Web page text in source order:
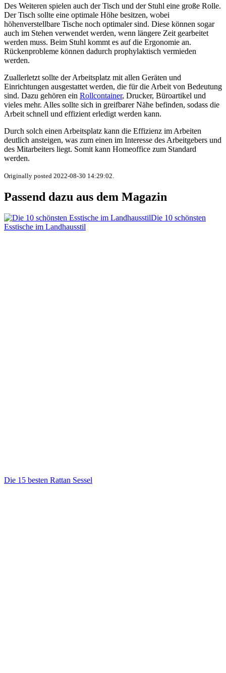
Des Weiteren spielen auch der Tisch und der Stuhl eine große Rolle.
Der Tisch sollte eine optimale Höhe besitzen, wobei
höhenverstellbare Tische noch optimaler sind. Diese können sogar
auch im Stehen verwendet werden, wenn längere Zeit gearbeitet
werden muss. Beim Stuhl kommt es auf die Ergonomie an.
Rückenprobleme können dadurch prophylaktisch vermieden
werden.
Zuallerletzt sollte der Arbeitsplatz mit allen Geräten und
Einrichtungen ausgestattet werden, die für die Arbeit von Bedeutung
sind. Dazu gehören ein Rollcontainer, Drucker, Büroartikel und
vieles mehr. Alles sollte sich in greifbarer Nähe befinden, sodass die
Arbeit schnell und effizient erledigt werden kann.
Durch solch einen Arbeitsplatz kann die Effizienz im Arbeiten
deutlich ansteigen, was zum einen im Interesse des Arbeitgebers und
des Mitarbeiters liegt. Somit kann Homeoffice zum Standard
werden.
Originally posted 2022-08-30 14:29:02.
Passend dazu aus dem Magazin
Die 10 schönsten
Esstische im Landhausstil
Die 15 besten Rattan Sessel